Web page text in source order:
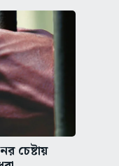
চেষ্টায়